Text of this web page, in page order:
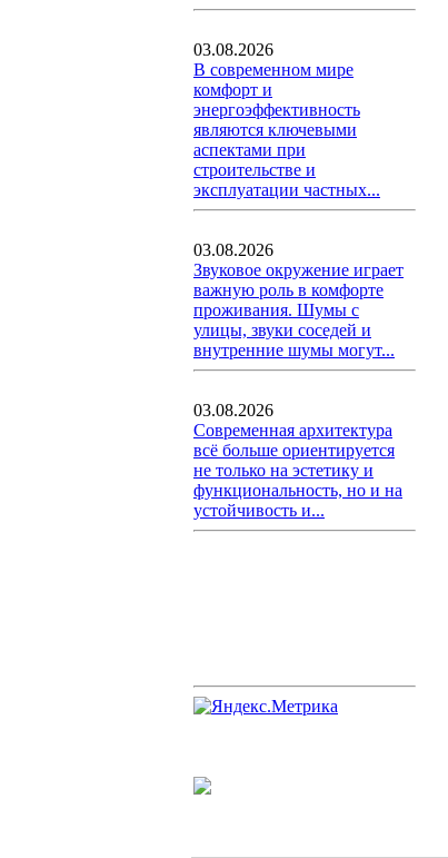
03.08.2026
В современном мире
комфорт и
энергоэффективность
являются ключевыми
аспектами при
строительстве и
эксплуатации частных...
03.08.2026
Звуковое окружение играет
важную роль в комфорте
проживания. Шумы с
улицы, звуки соседей и
внутренние шумы могут...
03.08.2026
Современная архитектура
всё больше ориентируется
не только на эстетику и
функциональность, но и на
устойчивость и...